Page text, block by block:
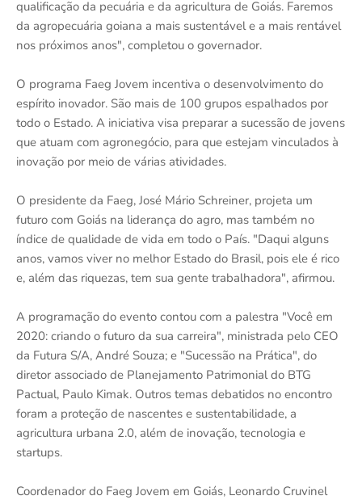
qualificação da pecuária e da agricultura de Goiás. Faremos
da agropecuária goiana a mais sustentável e a mais rentável
nos próximos anos", completou o governador.
O programa Faeg Jovem incentiva o desenvolvimento do
espírito inovador. São mais de 100 grupos espalhados por
todo o Estado. A iniciativa visa preparar a sucessão de jovens
que atuam com agronegócio, para que estejam vinculados à
inovação por meio de várias atividades.
O presidente da Faeg, José Mário Schreiner, projeta um
futuro com Goiás na liderança do agro, mas também no
índice de qualidade de vida em todo o País. "Daqui alguns
anos, vamos viver no melhor Estado do Brasil, pois ele é rico
e, além das riquezas, tem sua gente trabalhadora", afirmou.
A programação do evento contou com a palestra "Você em
2020: criando o futuro da sua carreira", ministrada pelo CEO
da Futura S/A, André Souza; e "Sucessão na Prática", do
diretor associado de Planejamento Patrimonial do BTG
Pactual, Paulo Kimak. Outros temas debatidos no encontro
foram a proteção de nascentes e sustentabilidade, a
agricultura urbana 2.0, além de inovação, tecnologia e
startups.
Coordenador do Faeg Jovem em Goiás, Leonardo Cruvinel